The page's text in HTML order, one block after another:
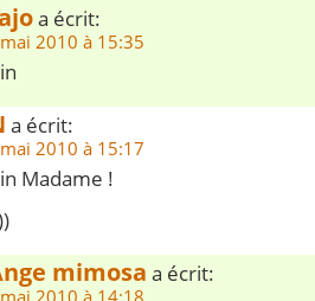
a écrit:
2010 à 15:35
a écrit:
2010 à 15:17
Madame !
mimosa a écrit:
2010 à 14:18